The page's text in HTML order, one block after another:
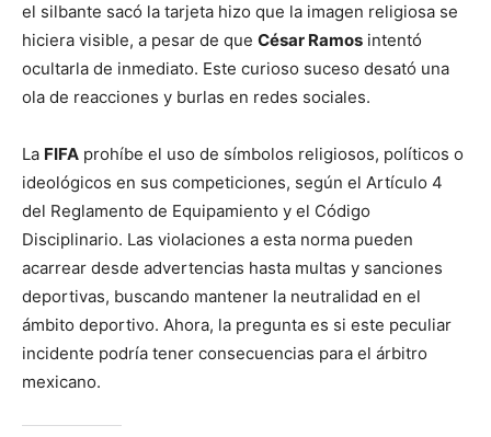
el silbante sacó la tarjeta hizo que la imagen religiosa se
hiciera visible, a pesar de que César Ramos intentó
ocultarla de inmediato. Este curioso suceso desató una
ola de reacciones y burlas en redes sociales.
La FIFA prohíbe el uso de símbolos religiosos, políticos o
ideológicos en sus competiciones, según el Artículo 4
del Reglamento de Equipamiento y el Código
Disciplinario. Las violaciones a esta norma pueden
acarrear desde advertencias hasta multas y sanciones
deportivas, buscando mantener la neutralidad en el
ámbito deportivo. Ahora, la pregunta es si este peculiar
incidente podría tener consecuencias para el árbitro
mexicano.